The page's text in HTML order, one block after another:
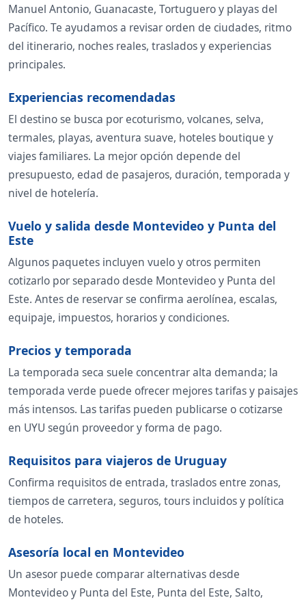
Manuel Antonio, Guanacaste, Tortuguero y playas del
Pacífico. Te ayudamos a revisar orden de ciudades, ritmo
del itinerario, noches reales, traslados y experiencias
principales.
Experiencias recomendadas
El destino se busca por ecoturismo, volcanes, selva,
termales, playas, aventura suave, hoteles boutique y
viajes familiares. La mejor opción depende del
presupuesto, edad de pasajeros, duración, temporada y
nivel de hotelería.
Vuelo y salida desde Montevideo y Punta del
Este
Algunos paquetes incluyen vuelo y otros permiten
cotizarlo por separado desde Montevideo y Punta del
Este. Antes de reservar se confirma aerolínea, escalas,
equipaje, impuestos, horarios y condiciones.
Precios y temporada
La temporada seca suele concentrar alta demanda; la
temporada verde puede ofrecer mejores tarifas y paisajes
más intensos. Las tarifas pueden publicarse o cotizarse
en UYU según proveedor y forma de pago.
Requisitos para viajeros de Uruguay
Confirma requisitos de entrada, traslados entre zonas,
tiempos de carretera, seguros, tours incluidos y política
de hoteles.
Asesoría local en Montevideo
Un asesor puede comparar alternativas desde
Montevideo y Punta del Este, Punta del Este, Salto,